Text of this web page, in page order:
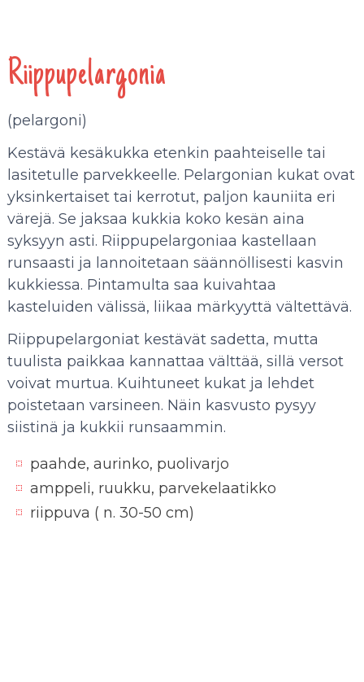
Riippupelargonia
(pelargoni)
Kestävä kesäkukka etenkin paahteiselle tai
lasitetulle parvekkeelle. Pelargonian kukat ovat
yksinkertaiset tai kerrotut, paljon kauniita eri
värejä. Se jaksaa kukkia koko kesän aina
syksyyn asti. Riippupelargoniaa kastellaan
runsaasti ja lannoitetaan säännöllisesti kasvin
kukkiessa. Pintamulta saa kuivahtaa
kasteluiden välissä, liikaa märkyyttä vältettävä.
Riippupelargoniat kestävät sadetta, mutta
tuulista paikkaa kannattaa välttää, sillä versot
voivat murtua. Kuihtuneet kukat ja lehdet
poistetaan varsineen. Näin kasvusto pysyy
siistinä ja kukkii runsaammin.
paahde, aurinko, puolivarjo
amppeli, ruukku, parvekelaatikko
riippuva ( n. 30-50 cm)